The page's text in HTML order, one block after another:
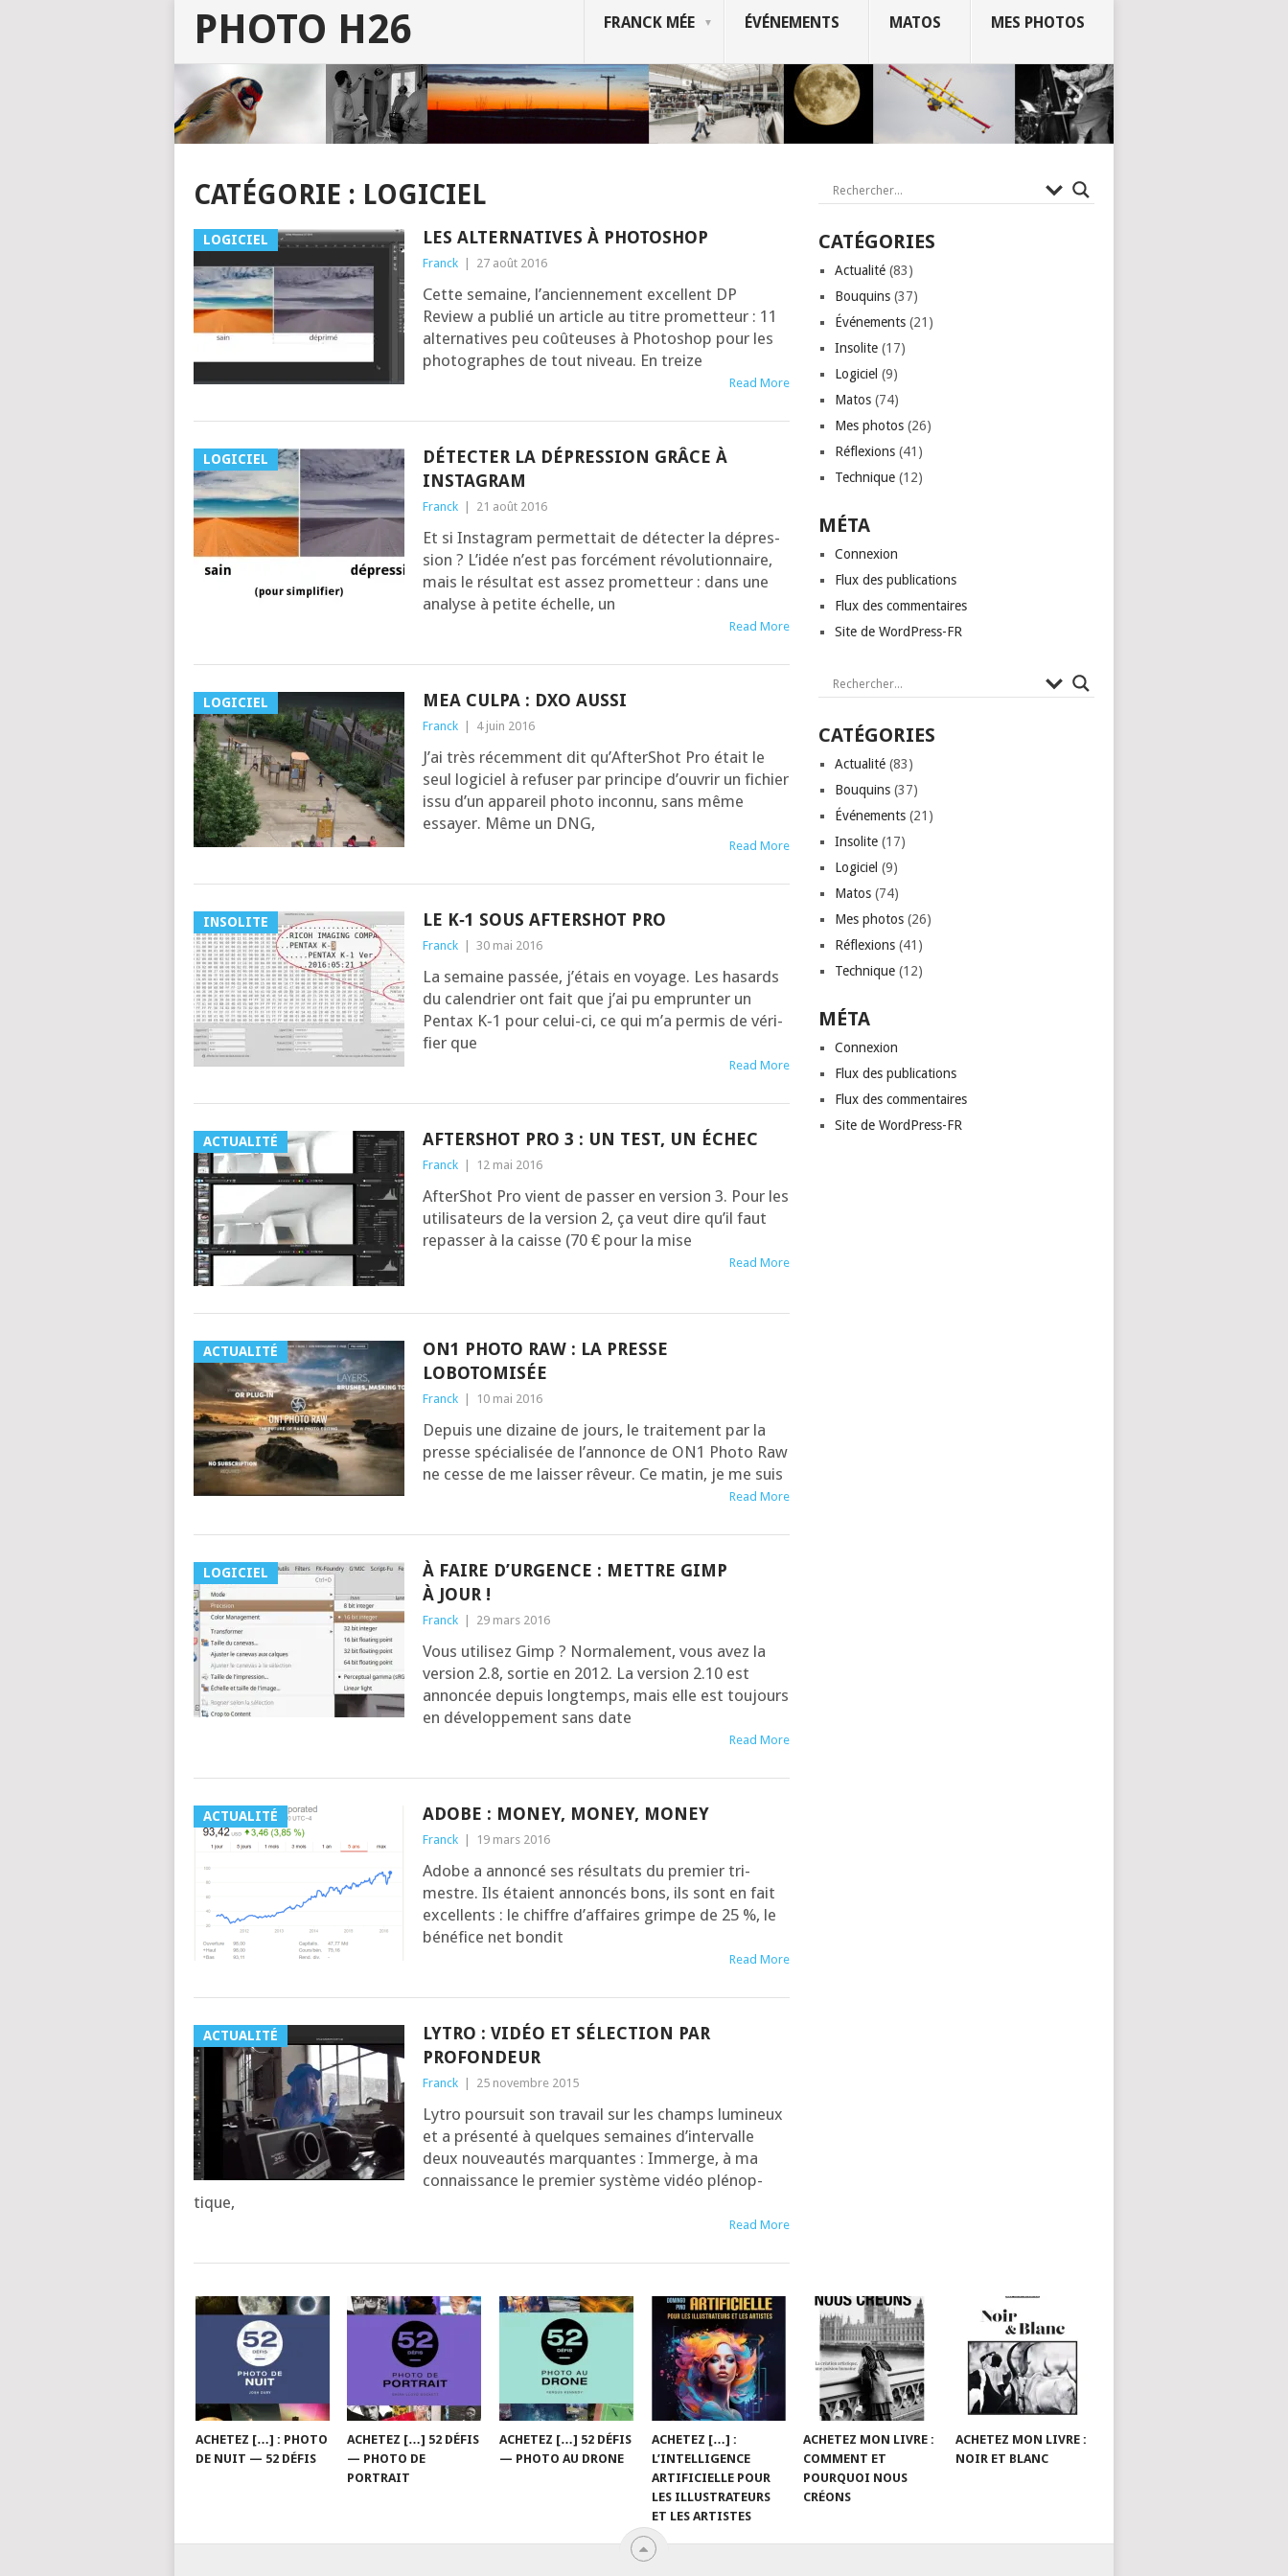
PHOTO H26 FRANCK MÉE ÉVÉNEMENTS MATOS MES PHOTOS
CATÉGORIE : LOGICIEL
LOGICIEL LES ALTERNATIVES À PHOTOSHOP
Franck 27 août 2016
Cette semaine, l’an­cien­ne­ment excellent DP
Review a publié un article au titre pro­met­teur : 11
alter­na­tives peu coû­teuses à Pho­to­shop pour les
pho­to­graphes de tout niveau. En treize
Read More
LOGICIEL
DÉTECTER LA DÉPRESSION GRÂCE À
INSTAGRAM
Franck 21 août 2016
Et si Ins­ta­gram per­met­tait de détec­ter la dépres­
sion ? L’i­dée n’est pas for­cé­ment révo­lu­tion­naire,
mais le résul­tat est assez pro­met­teur : dans une
ana­lyse à petite échelle, un
Read More
LOGICIEL MEA CULPA : DXO AUSSI
Franck 4 juin 2016
J’ai très récem­ment dit qu’Af­ter­Shot Pro était le
seul logi­ciel à refu­ser par prin­cipe d’ou­vrir un fichier
issu d’un appa­reil pho­to incon­nu, sans même
essayer. Même un DNG,
Read More
INSOLITE LE K‑1 SOUS AFTERSHOT PRO
Franck 30 mai 2016
La semaine pas­sée, j’é­tais en voyage. Les hasards
du calen­drier ont fait que j’ai pu emprun­ter un
Pentax K‑1 pour celui-ci, ce qui m’a per­mis de véri­
fier que
Read More
ACTUALITÉ AFTERSHOT PRO 3 : UN TEST, UN ÉCHEC
Franck 12 mai 2016
After­Shot Pro vient de pas­ser en ver­sion 3. Pour les
uti­li­sa­teurs de la ver­sion 2, ça veut dire qu’il faut
repas­ser à la caisse (70 € pour la mise
Read More
ACTUALITÉ
ON1 PHOTO RAW : LA PRESSE
LOBOTOMISÉE
Franck 10 mai 2016
Depuis une dizaine de jours, le trai­te­ment par la
presse spé­cia­li­sée de l’an­nonce de ON1 Pho­to Raw
ne cesse de me lais­ser rêveur. Ce matin, je me suis
Read More
LOGICIEL
À FAIRE D’URGENCE : METTRE GIMP
À JOUR !
Franck 29 mars 2016
Vous uti­li­sez Gimp ? Nor­ma­le­ment, vous avez la
ver­sion 2.8, sor­tie en 2012. La ver­sion 2.10 est
annon­cée depuis long­temps, mais elle est tou­jours
en déve­lop­pe­ment sans date
Read More
ACTUALITÉ ADOBE : MONEY, MONEY, MONEY
Franck 19 mars 2016
Adobe a annon­cé ses résul­tats du pre­mier tri­
mestre. Ils étaient annon­cés bons, ils sont en fait
excel­lents : le chiffre d’af­faires grimpe de 25 %, le
béné­fice net bon­dit
Read More
ACTUALITÉ
LYTRO : VIDÉO ET SÉLECTION PAR
PROFONDEUR
Franck 25 novembre 2015
Lytro pour­suit son tra­vail sur les champs lumi­neux
et a pré­sen­té à quelques semaines d’in­ter­valle
deux nou­veau­tés mar­quantes : Immerge, à ma
connais­sance le pre­mier sys­tème vidéo plé­nop­
tique,
Read More
CATÉGORIES
Actualité (83)
Bouquins (37)
Événements (21)
Insolite (17)
Logiciel (9)
Matos (74)
Mes photos (26)
Réflexions (41)
Technique (12)
MÉTA
Connexion
Flux des publications
Flux des commentaires
Site de WordPress-FR
CATÉGORIES
Actualité (83)
Bouquins (37)
Événements (21)
Insolite (17)
Logiciel (9)
Matos (74)
Mes photos (26)
Réflexions (41)
Technique (12)
MÉTA
Connexion
Flux des publications
Flux des commentaires
Site de WordPress-FR
ACHETEZ […] : PHOTO
DE NUIT — 52 DÉFIS
ACHETEZ […] 52 DÉFIS
— PHOTO DE
PORTRAIT
ACHETEZ […] 52 DÉFIS
— PHOTO AU DRONE
ACHETEZ […] :
L’INTELLIGENCE
ARTIFICIELLE POUR
LES ILLUSTRATEURS
ET LES ARTISTES
ACHETEZ MON LIVRE :
COMMENT ET
POURQUOI NOUS
CRÉONS
ACHETEZ MON LIVRE :
NOIR ET BLANC